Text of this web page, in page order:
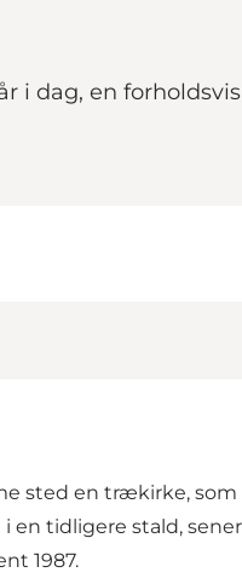
i dag, en
sted en trækirke,
tidligere stald,
1987.